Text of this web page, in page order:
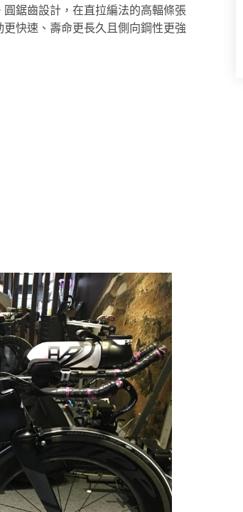
鋸齒設計，在直拉編法的高輻條張
快速、壽命更長久且側向鋼性更強